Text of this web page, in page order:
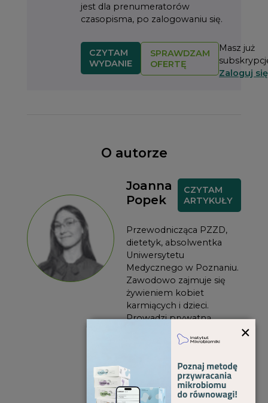
jest dla prenumeratorów
czasopisma, po zalogowaniu się.
CZYTAM
WYDANIE
SPRAWDZAM
OFERTĘ
Masz już
Zaloguj
O autorze
Joanna
Popek
CZYTAM
ARTYKUŁY
Przewodnicząca PZZD,
dietetyk, absolwentka
Uniwersytetu
Medycznego w Poznaniu.
Zawodowo zajmuje się
żywieniem kobiet
karmiących i dzieci.
Prowadzi prywatną
gdzie również
rodzenia. Jest też
pracownikiem
Uniwersytetu
×